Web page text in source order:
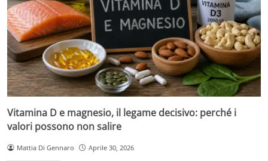
Vitamina D e magnesio, il legame decisivo: perché i
valori possono non salire
Mattia Di Gennaro Aprile 30, 2026